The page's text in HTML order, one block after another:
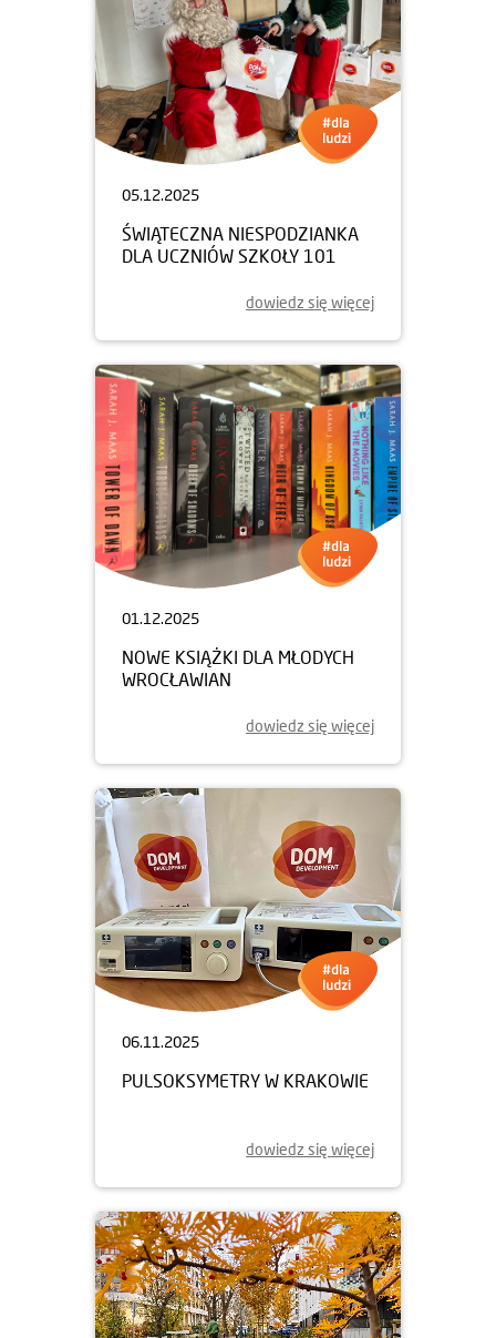
05.12.2025
ŚWIĄTECZNA NIESPODZIANKA
DLA UCZNIÓW SZKOŁY 101
dowiedz się więcej
01.12.2025
NOWE KSIĄŻKI DLA MŁODYCH
WROCŁAWIAN
dowiedz się więcej
06.11.2025
PULSOKSYMETRY W KRAKOWIE
dowiedz się więcej